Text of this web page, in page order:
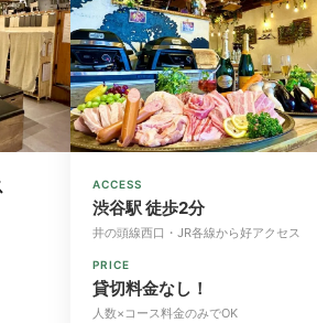
ACCESS
渋谷駅 徒歩2分
井の頭線西口・JR各線から好アクセス
PRICE
貸切料金なし！
人数×コース料金のみでOK